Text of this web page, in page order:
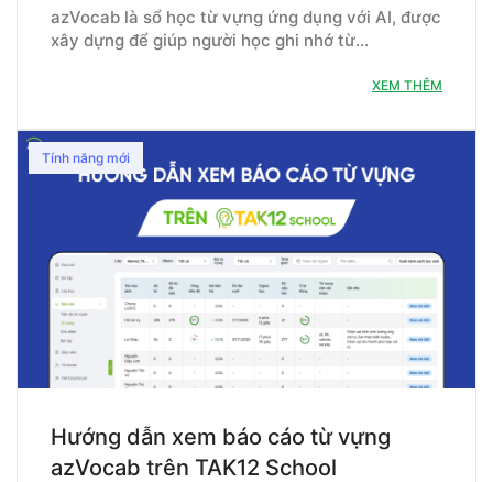
azVocab là sổ học từ vựng ứng dụng với AI, được
xây dựng để giúp người học ghi nhớ từ…
XEM THÊM
Tính năng mới
Hướng dẫn xem báo cáo từ vựng
azVocab trên TAK12 School